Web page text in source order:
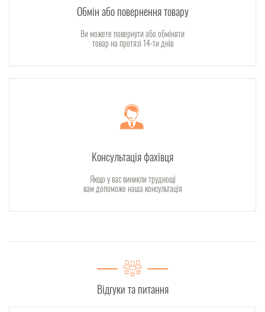
Обмін або повернення товару
Ви можете повернути або обміняти
товар на протязі 14-ти днів
Консультація фахівця
Якщо у вас виникли труднощі
вам допоможе наша консультація
Відгуки та питання